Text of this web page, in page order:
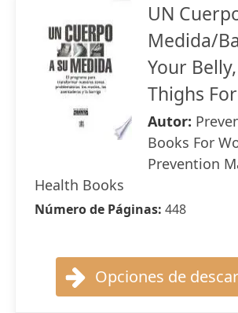
UN
Medida/
Your
Thighs
Autor:
Books For
Prevention
Health Books
Número de Páginas: 448
Opciones de